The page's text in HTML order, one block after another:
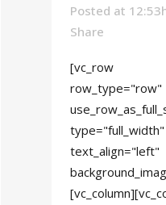
Posted at
Share
[vc_row
row_type="row"
text_align="left"